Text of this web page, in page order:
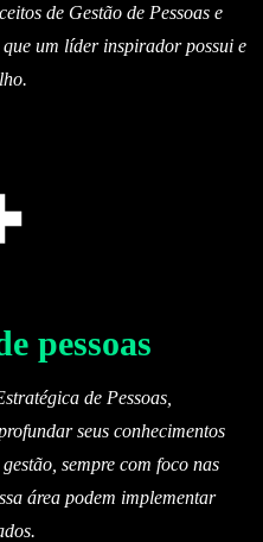
de Gestão de Pessoas e
um líder inspirador possui e
pessoas
de Pessoas,
seus conhecimentos
sempre com foco nas
área podem implementar